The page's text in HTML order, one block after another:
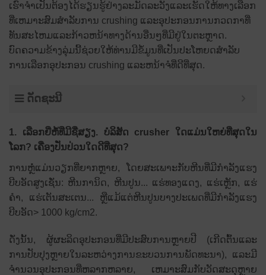
ເຮົາຈໍາເປັນຕ້ອງໄດ້ຮຽນຮູ້ຢ່າງລະມັດລະວັງແລະເຮັດໃຫ້ທາງເລືອກ
ທີ່ເຫມາະສົມສໍາລັບການ crushing ແລະອຸປະກອນການກວດກາທີ່
ທັນສະໄຫມແລະກ້າວຫນ້າທາງດ້ານອື່ນໆທີ່ມີຢູ່ໃນຕະຫຼາດ.
ບົດຄວາມຂ້າງລຸ່ມນີ້ຊ່ວຍໃຫ້ທ່ານມີຂໍ້ມູນທີ່ເປັນປະໂຫຍດສໍາລັບ
ການເລືອກອຸປະກອນ crushing ແລະຫນ້າຈໍທີ່ດີທີ່ສຸດ.
ດັດຊະນີ
1. ເລືອກຍີ່ຫໍ້ທີ່ມີຊື່ສຽງ. ບໍລິສັດ crusher ໃດແມ່ນໃຫຍ່ທີ່ສຸດໃນ
ໂລກ? ເຄື່ອງປັ່ນປ່ວນໃດດີທີ່ສຸດ?
ການຫຼໍ່ແມ່ນວຽກທີ່ຍາກຫຼາຍ, ໂດຍສະເພາະກັບຫີນທີ່ມີກຳລັງແຮງ
ບີບອັດສູງເຊັ່ນ: ຫີນການິດ, ຫີນປູນ... ແຮ່ທອງແດງ, ແຮ່ເຫຼັກ, ແຮ່
ຄຳ, ແຮ່ເຕັນສະເຕນ... ຫຼືແມ້ແຕ່ຫີນປູນບາງປະເພດທີ່ມີກຳລັງແຮງ
ບີບອັດ> 1000 kg/cm2.
ດັ່ງນັ້ນ, ຜູ້ຜະລິດອຸປະກອນທີ່ມີປະສົບການຫຼາຍປີ (ເກີດຕົ້ນແລະ
ການປັບປຸງຫຼາຍໃນລະຫວ່າງການຂະບວນການພັດທະນາ), ແລະມີ
ຈໍານວນອຸປະກອນທີ່ຫລາກຫລາຍ, ເຫມາະສົມກັບວັດສະດຸຫຼາຍ